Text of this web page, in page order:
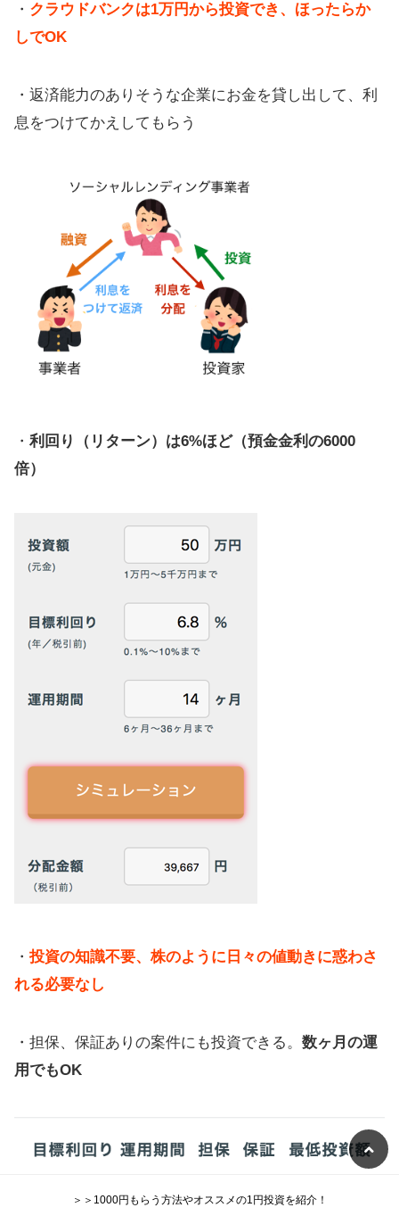
・ クラウドバンクは1万円から投資でき、ほったらか
しでOK
・返済能力のありそうな企業にお金を貸し出して、利
息をつけてかえしてもらう
・ 利回り（リターン）は6%ほど（預金金利の6000
倍）
・ 投資の知識不要、株のように日々の値動きに惑わさ
れる必要なし
・担保、保証ありの案件にも投資できる。 数ヶ月の運
用でもOK
＞＞1000円もらう方法やオススメの1円投資を紹介！